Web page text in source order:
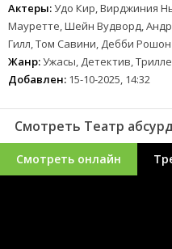
Актеры:Удо Кир, Вирджиния
Мауретте, Шейн Вудворд,
Гилл, Том Савини, Дебби Рошон
Жанр:Ужасы, Детектив,
Добавлен: 15-10-2025, 14:32
Смотреть Театр
Смотреть онлайн